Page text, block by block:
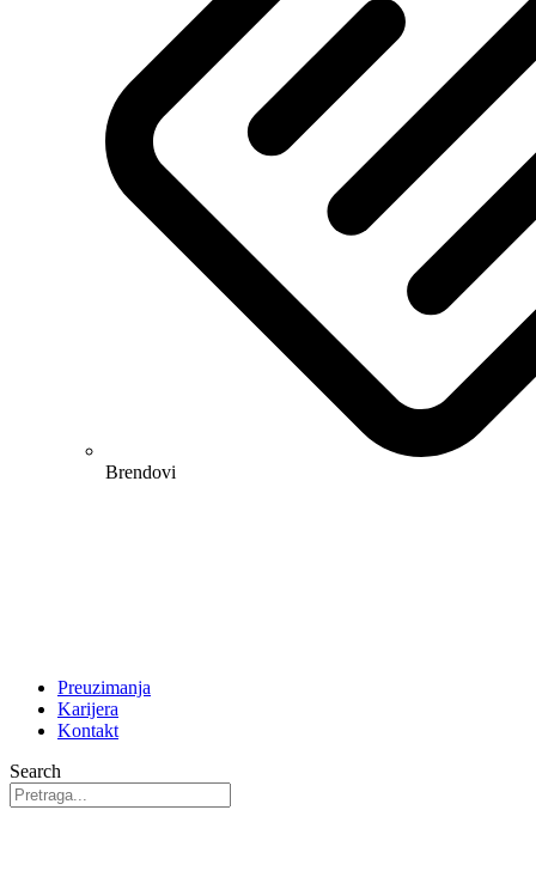
Brendovi
Preuzimanja
Karijera
Kontakt
Search